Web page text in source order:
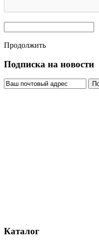
Продолжить
Подписка на новости
Каталог